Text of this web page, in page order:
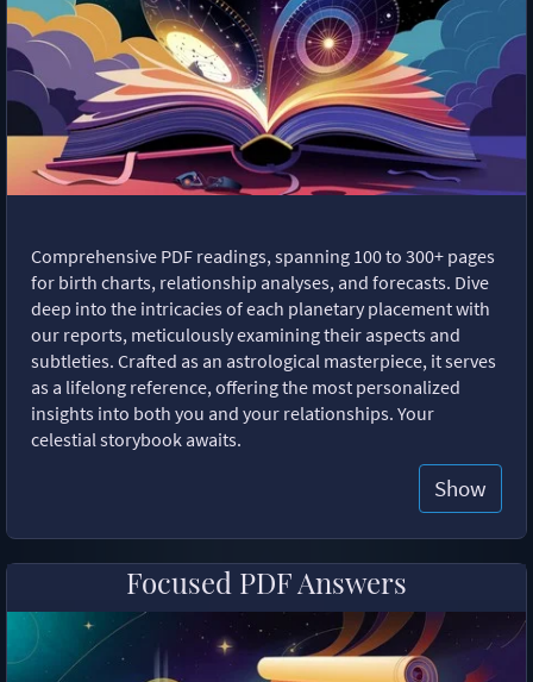
Comprehensive PDF readings, spanning 100 to 300+ pages
for birth charts, relationship analyses, and forecasts. Dive
deep into the intricacies of each planetary placement with
our reports, meticulously examining their aspects and
subtleties. Crafted as an astrological masterpiece, it serves
as a lifelong reference, offering the most personalized
insights into both you and your relationships. Your
celestial storybook awaits.
Show
Focused PDF Answers